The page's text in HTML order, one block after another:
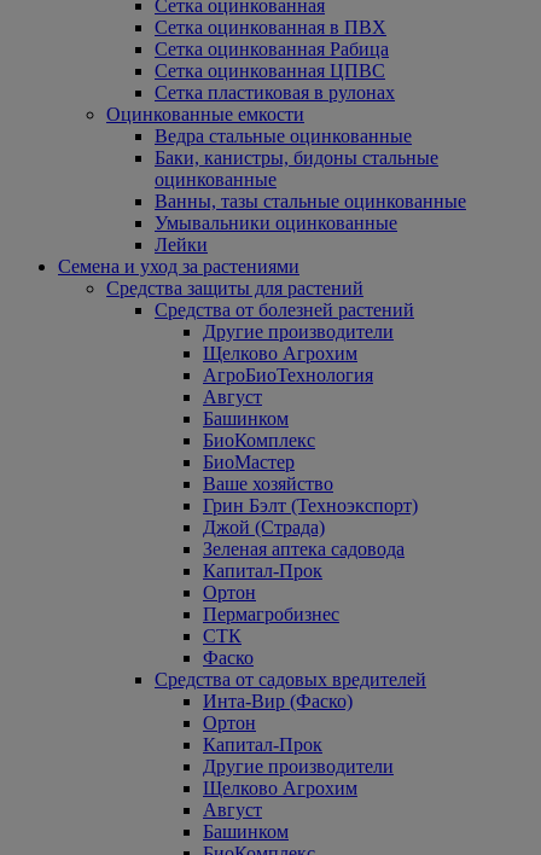
Сетка оцинкованная
Сетка оцинкованная в ПВХ
Сетка оцинкованная Рабица
Сетка оцинкованная ЦПВС
Сетка пластиковая в рулонах
Оцинкованные емкости
Ведра стальные оцинкованные
Баки, канистры, бидоны стальные
оцинкованные
Ванны, тазы стальные оцинкованные
Умывальники оцинкованные
Лейки
Семена и уход за растениями
Средства защиты для растений
Средства от болезней растений
Другие производители
Щелково Агрохим
АгроБиоТехнология
Август
Башинком
БиоКомплекс
БиоМастер
Ваше хозяйство
Грин Бэлт (Техноэкспорт)
Джой (Страда)
Зеленая аптека садовода
Капитал-Прок
Ортон
Пермагробизнес
СТК
Фаско
Средства от садовых вредителей
Инта-Вир (Фаско)
Ортон
Капитал-Прок
Другие производители
Щелково Агрохим
Август
Башинком